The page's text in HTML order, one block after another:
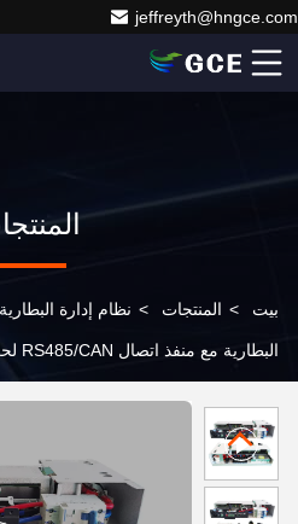
jeffreyth@hngce.com
بيت > المنتجات > نظام إدارة البطارية